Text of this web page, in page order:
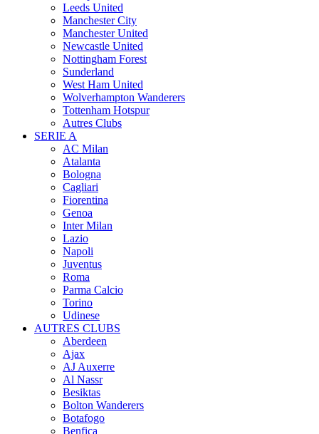
Leeds United
Manchester City
Manchester United
Newcastle United
Nottingham Forest
Sunderland
West Ham United
Wolverhampton Wanderers
Tottenham Hotspur
Autres Clubs
SERIE A
AC Milan
Atalanta
Bologna
Cagliari
Fiorentina
Genoa
Inter Milan
Lazio
Napoli
Juventus
Roma
Parma Calcio
Torino
Udinese
AUTRES CLUBS
Aberdeen
Ajax
AJ Auxerre
Al Nassr
Besiktas
Bolton Wanderers
Botafogo
Benfica